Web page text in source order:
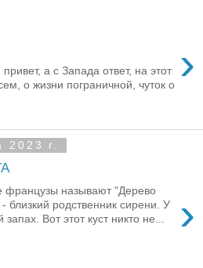
›
а с Запада ответ, на этот
о жизни пограничной, чуток о
2023 г.
›
французы называют "Дерево
близкий родственник сирени. У
Вот этот куст никто не...